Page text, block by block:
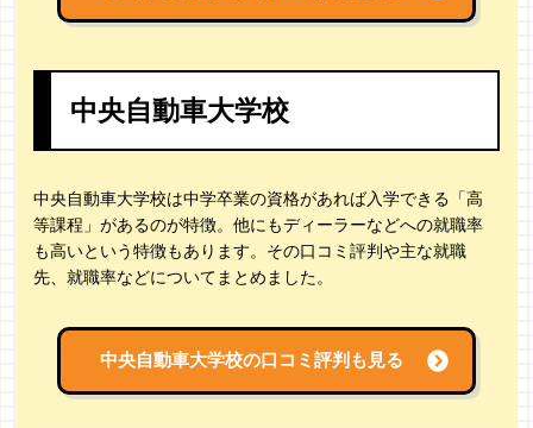
中央自動車大学校
中央自動車大学校は中学卒業の資格があれば入学できる「高
等課程」があるのが特徴。他にもディーラーなどへの就職率
も高いという特徴もあります。その口コミ評判や主な就職
先、就職率などについてまとめました。
中央自動車大学校の口コミ評判も見る